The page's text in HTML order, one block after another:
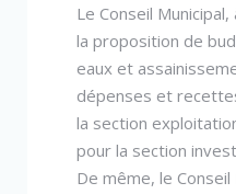
Le Conseil
la proposition de
eaux et
dépenses et
la section
pour la section
De même, le Conseil